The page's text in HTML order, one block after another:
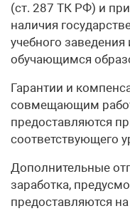
(ст. 287 ТК РФ) и
наличия
учебного
обучающимся
Гарантии и
совмещающим
предоставляются
соответствующего
Дополнительные
заработка,
предоставляются